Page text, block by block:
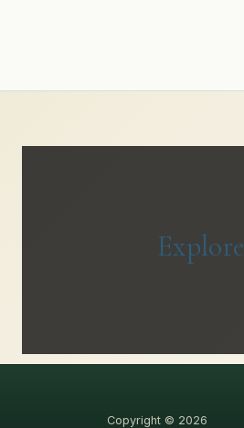
Explore
Copyright © 2026